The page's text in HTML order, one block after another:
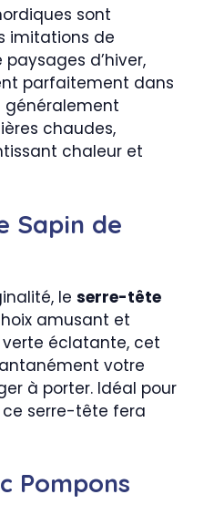
sont
imitations de
d’hiver,
parfaitement dans
généralement
chaudes,
chaleur et
Sapin de
le serre-tête
amusant et
éclatante, cet
votre
à porter. Idéal pour
ce serre-tête fera
Pompons